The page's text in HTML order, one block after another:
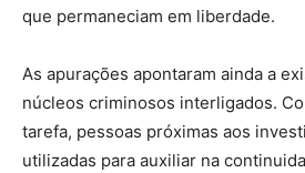
que permaneciam em liberdade.
As apurações apontaram ainda a
núcleos criminosos interligados.
tarefa, pessoas próximas aos
utilizadas para auxiliar na